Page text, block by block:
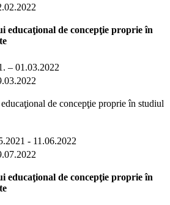
educaţional de concepţie proprie în
– 01.03.2022
de concepţie proprie în studiul
- 11.06.2022
educaţional de concepţie proprie în